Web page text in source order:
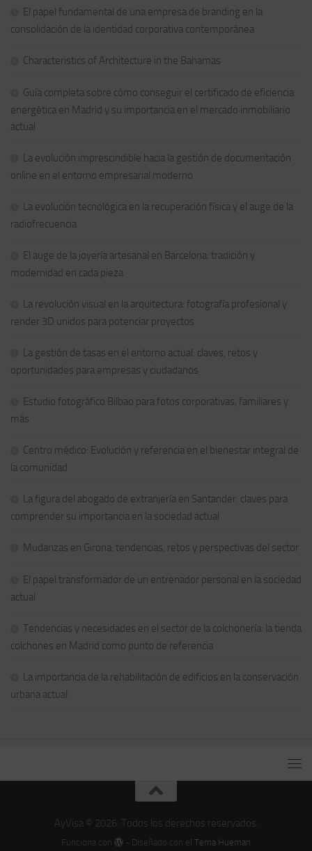
El papel fundamental de una empresa de branding en la
consolidación de la identidad corporativa contemporánea
Characteristics of Architecture in the Bahamas
Guía completa sobre cómo conseguir el certificado de eficiencia
energética en Madrid y su importancia en el mercado inmobiliario
actual
La evolución imprescindible hacia la gestión de documentación
online en el entorno empresarial moderno
La evolución tecnológica en la recuperación física y el auge de la
radiofrecuencia
El auge de la joyería artesanal en Barcelona: tradición y
modernidad en cada pieza
La revolución visual en la arquitectura: fotografía profesional y
render 3D unidos para potenciar proyectos
La gestión de tasas en el entorno actual: claves, retos y
oportunidades para empresas y ciudadanos
Estudio fotográfico Bilbao para fotos corporativas, familiares y
más
Centro médico: Evolución y referencia en el bienestar integral de
la comunidad
La figura del abogado de extranjería en Santander: claves para
comprender su importancia en la sociedad actual
Mudanzas en Girona: tendencias, retos y perspectivas del sector
El papel transformador de un entrenador personal en la sociedad
actual
Tendencias y necesidades en el sector de la colchonería: la tienda
colchones en Madrid como punto de referencia
La importancia de la rehabilitación de edificios en la conservación
urbana actual
AyVisa © 2026. Todos los derechos reservados.
Funciona con - Diseñado con elTema Hueman